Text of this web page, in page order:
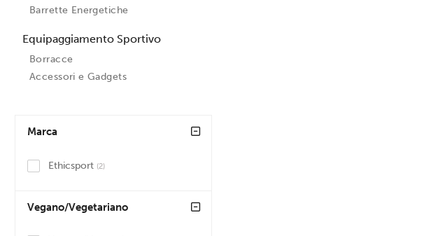
Barrette Energetiche
Equipaggiamento Sportivo
Borracce
Accessori e Gadgets
Marca
Ethicsport (2)
Vegano/Vegetariano